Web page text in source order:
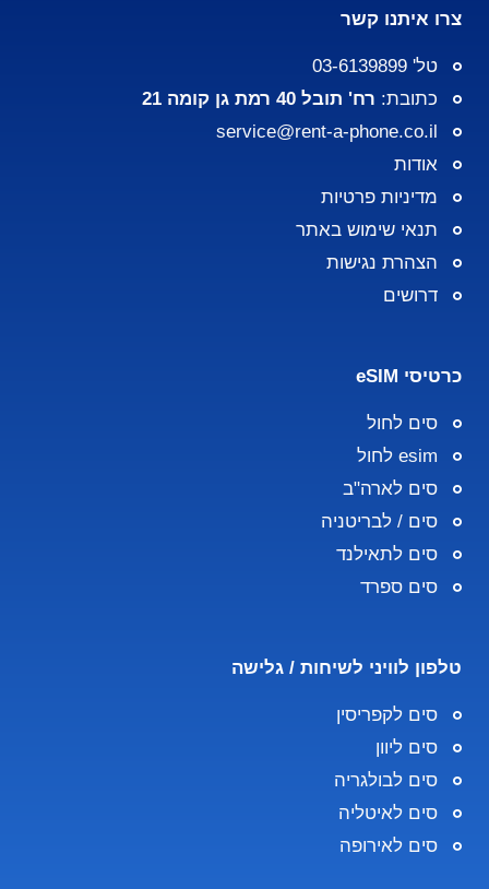
צרו איתנו קשר
טל' 03-6139899
כתובת: רח' תובל 40 רמת גן קומה 21
service@rent-a-phone.co.il
אודות
מדיניות פרטיות
תנאי שימוש באתר
הצהרת נגישות
דרושים
כרטיסי eSIM
סים לחול
esim לחול
סים לארה"ב
סים / לבריטניה
סים לתאילנד
סים ספרד
טלפון לוויני לשיחות / גלישה
סים לקפריסין
סים ליוון
סים לבולגריה
סים לאיטליה
סים לאירופה